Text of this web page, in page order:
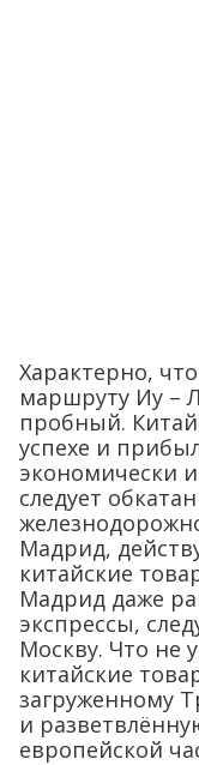
Характерно,
маршруту Иу –
пробный.
успехе и
экономически
следует
Мадрид,
китайские
Мадрид даже
экспрессы,
Москву. Что не
китайские
загруженному
и
европейской